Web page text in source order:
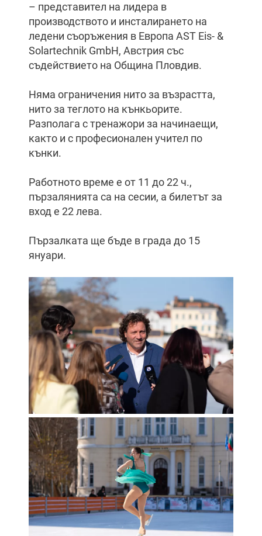
– представител на лидера в
производството и инсталирането на
ледени съоръжения в Европа AST Eis- &
Solartechnik GmbH, Австрия със
съдействието на Община Пловдив.
Няма ограничения нито за възрастта,
нито за теглото на кънкьорите.
Разполага с тренажори за начинаещи,
както и с професионален учител по
кънки.
Работното време е от 11 до 22 ч.,
пързалянията са на сесии, а билетът за
вход е 22 лева.
Пързалката ще бъде в града до 15
януари.